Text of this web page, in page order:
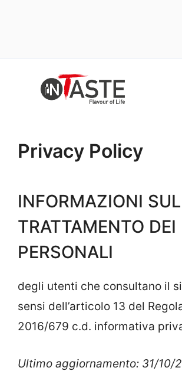
Privacy Policy
INFORMAZIONI SUL
TRATTAMENTO DEI
PERSONALI
degli utenti che consultano il
sensi dell’articolo 13 del
2016/679 c.d. informativa
Ultimo aggiornamento: 31/10/